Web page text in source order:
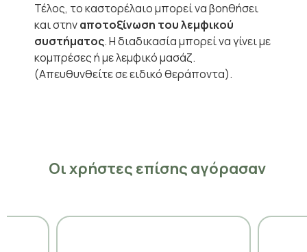
Τέλος, το καστορέλαιο μπορεί να βοηθήσει
και στηναποτοξίνωση του λεμφικού
συστήματος. Η διαδικασία μπορεί να γίνει με
κομπρέσες ή με λεμφικό μασάζ.
(Απευθυνθείτε σε ειδικό θεράποντα).
Οι χρήστες επίσης αγόρασαν